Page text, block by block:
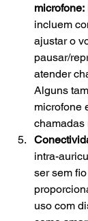
microfone:
incluem
ajustar o
pausar/
atender
Alguns
microfone
chamadas
intra-
ser sem
uso com